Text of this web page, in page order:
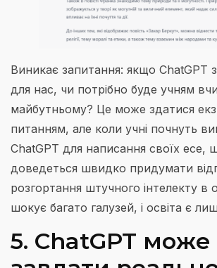
Виникає запитання: якщо ChatGPT
для нас, чи потрібно буде учням
майбутньому? Це може здатися
питанням, але коли учні почнуть
ChatGPT для написання своїх есе,
доведеться швидко придумати
розгортання штучного інтелекту в
шокує багато галузей, і освіта є
5. ChatGPT може